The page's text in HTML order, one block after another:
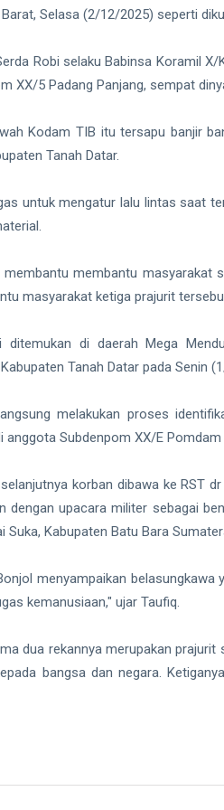
Selasa (2/12/2025) seperti
Robi selaku Babinsa Koramil
XX/5 Padang Panjang, sempat
Kodam TIB itu tersapu banjir
Tanah Datar.
untuk mengatur lalu lintas saat
membantu masyarakat
masyarakat ketiga prajurit
ditemukan di daerah Mega
Tanah Datar pada Senin
melakukan proses
anggota Subdenpom XX/E Pomdam
korban dibawa ke RST
dengan upacara militer sebagai
Suka, Kabupaten Batu Bara
menyampaikan
kemanusiaan," ujar Taufiq.
dua rekannya merupakan
bangsa dan negara.